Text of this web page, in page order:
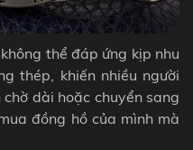
thể đáp ứng kịp nhu
thép, khiến nhiều người
dài hoặc chuyển sang
đồng hồ của mình mà